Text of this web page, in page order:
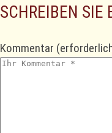
SCHREIBEN SIE
Kommentar